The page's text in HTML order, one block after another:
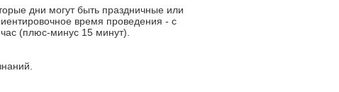
дни могут быть праздничные или
время проведения - с
(плюс-минус 15 минут).